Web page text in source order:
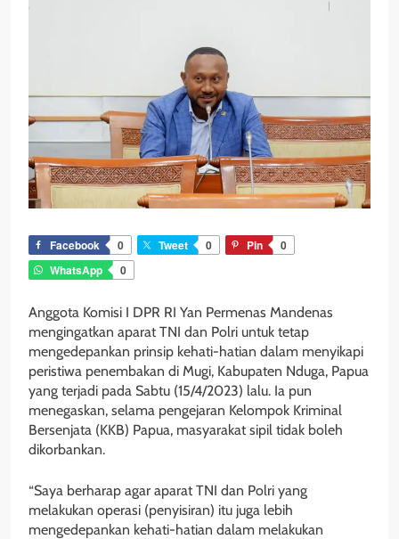
Facebook 0 Tweet 0 Pin
0
WhatsApp
0
Anggota Komisi I DPR RI Yan Permenas Mandenas
mengingatkan aparat TNI dan Polri untuk tetap
mengedepankan prinsip kehati-hatian dalam menyikapi
peristiwa penembakan di Mugi, Kabupaten Nduga, Papua
yang terjadi pada Sabtu (15/4/2023) lalu. Ia pun
menegaskan, selama pengejaran Kelompok Kriminal
Bersenjata (KKB) Papua, masyarakat sipil tidak boleh
dikorbankan.
“Saya berharap agar aparat TNI dan Polri yang
melakukan operasi (penyisiran) itu juga lebih
mengedepankan kehati-hatian dalam melakukan